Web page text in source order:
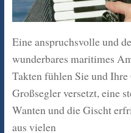
Eine anspruchsvolle und
wunderbares maritimes
Takten fühlen Sie und Ihre
Großsegler versetzt, eine
Wanten und die Gischt
aus vielen